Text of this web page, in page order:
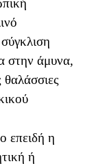
στην άμυνα,
θαλάσσιες
επειδή η
ή